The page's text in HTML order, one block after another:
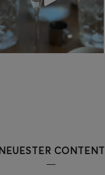
NEUESTER CONTENT